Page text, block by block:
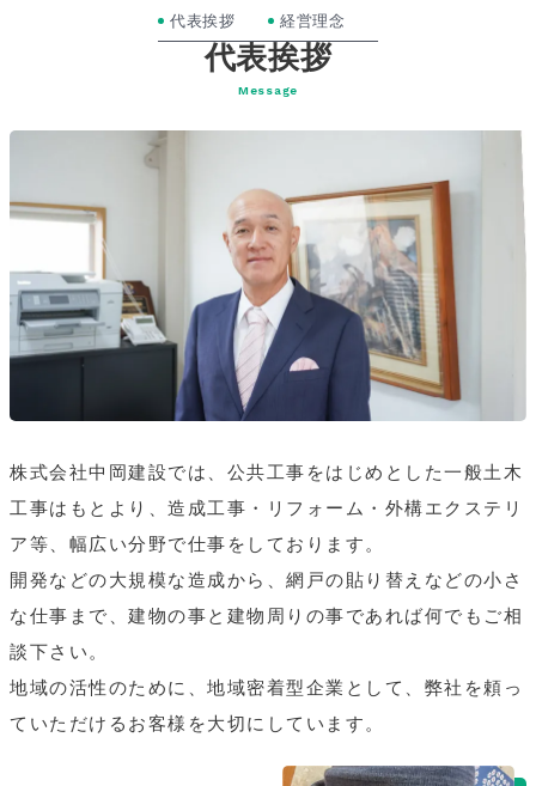
代表挨拶 経営理念
代表挨拶
Message
株式会社中岡建設では、公共工事をはじめとした一般土木
工事はもとより、造成工事・リフォーム・外構エクステリ
ア等、幅広い分野で仕事をしております。
開発などの大規模な造成から、網戸の貼り替えなどの小さ
な仕事まで、建物の事と建物周りの事であれば何でもご相
談下さい。
地域の活性のために、地域密着型企業として、弊社を頼っ
ていただけるお客様を大切にしています。